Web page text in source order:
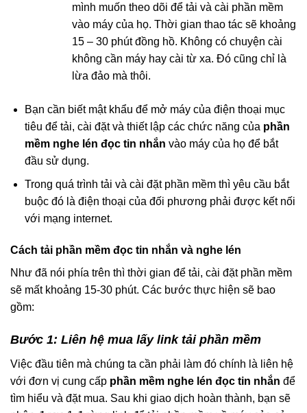
mình muốn theo dõi để tải và cài phần mềm
vào máy của họ. Thời gian thao tác sẽ khoảng
15 – 30 phút đồng hồ. Không có chuyện cài
không cần máy hay cài từ xa. Đó cũng chỉ là
lừa đảo mà thôi.
Bạn cần biết mật khẩu để mở máy của điện thoại mục
tiêu để tải, cài đặt và thiết lập các chức năng của phần
mềm nghe lén đọc tin nhắn vào máy của họ để bắt
đầu sử dụng.
Trong quá trình tải và cài đặt phần mềm thì yêu cầu bắt
buộc đó là điện thoại của đối phương phải được kết nối
với mạng internet.
Cách tải phần mềm đọc tin nhắn và nghe lén
Như đã nói phía trên thì thời gian để tải, cài đặt phần mềm
sẽ mất khoảng 15-30 phút. Các bước thực hiện sẽ bao
gồm:
Bước 1: Liên hệ mua lấy link tải phần mềm
Việc đầu tiên mà chúng ta cần phải làm đó chính là liên hệ
với đơn vị cung cấp phần mềm nghe lén đọc tin nhắn để
tìm hiểu và đặt mua. Sau khi giao dịch hoàn thành, bạn sẽ